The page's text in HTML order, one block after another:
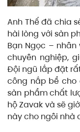
Anh Thế đã chia
hài lòng với sản
Bạn Ngọc –
chuyên nghiệp,
Đội ngũ lắp đặt
công nắp bể cho
sản phẩm chất
hộ Zavak và sẽ
này cho ngôi nhà